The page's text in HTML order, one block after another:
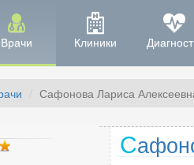
Врачи Клиники
Сафонова Лариса
С